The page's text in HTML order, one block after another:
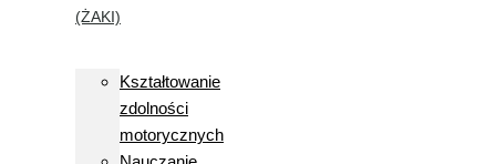
(ŻAKI)
Kształtowanie
zdolności
motorycznych